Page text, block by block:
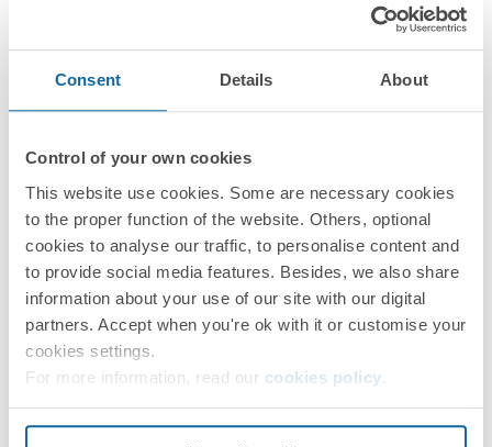
Consent Details About
Control of your own cookies
This website use cookies. Some are necessary cookies
to the proper function of the website. Others, optional
cookies to analyse our traffic, to personalise content and
to provide social media features. Besides, we also share
information about your use of our site with our digital
partners. Accept when you're ok with it or customise your
cookies settings.
For more information, read our cookies policy